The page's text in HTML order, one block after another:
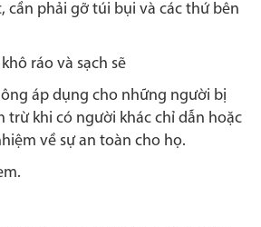
cần phải gỡ túi bụi và các thứ bên
ráo và sạch sẽ
áp dụng cho những người bị
trừ khi có người khác chỉ dẫn hoặc
về sự an toàn cho họ.